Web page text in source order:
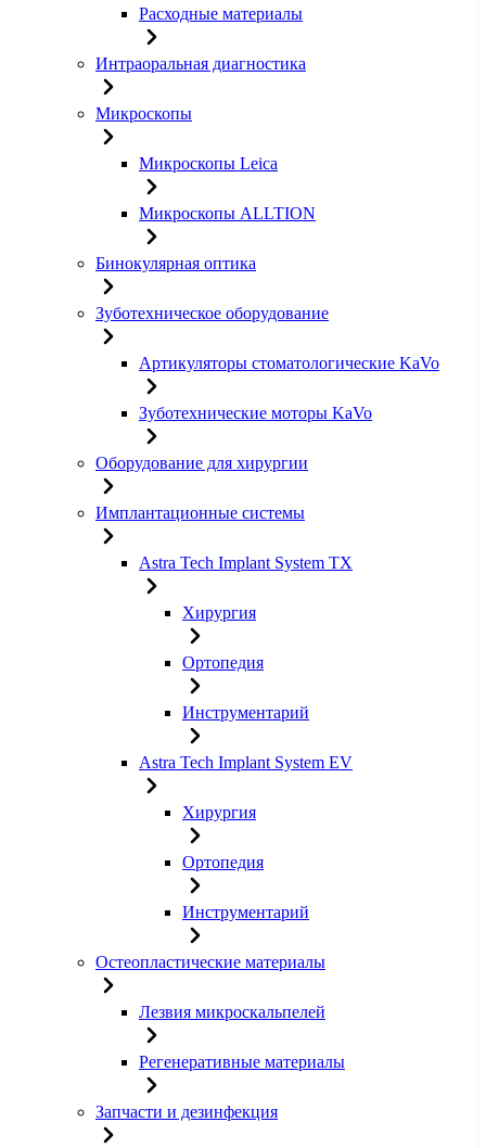
Расходные материалы
Интраоральная диагностика
Микроскопы
Микроскопы Leica
Микроскопы ALLTION
Бинокулярная оптика
Зуботехническое оборудование
Артикуляторы стоматологические KaVo
Зуботехнические моторы KaVo
Оборудование для хирургии
Имплантационные системы
Astra Tech Implant System TX
Хирургия
Ортопедия
Инструментарий
Astra Tech Implant System EV
Хирургия
Ортопедия
Инструментарий
Остеопластические материалы
Лезвия микроскальпелей
Регенеративные материалы
Запчасти и дезинфекция